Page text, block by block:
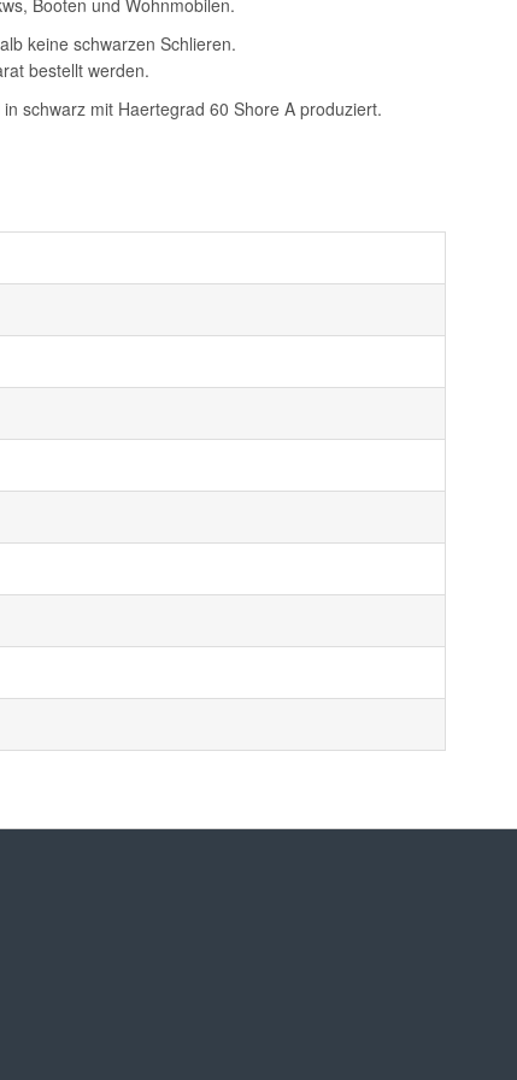
Booten und Wohnmobilen.
keine schwarzen Schlieren.
bestellt werden.
schwarz mit Haertegrad 60 Shore A produziert.